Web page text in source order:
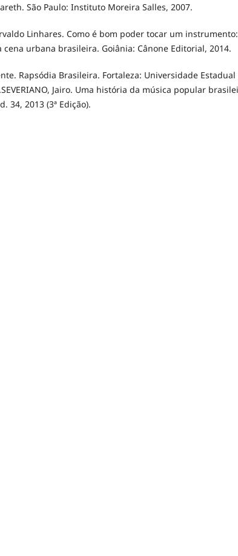
São Paulo: Instituto Moreira Salles, 2007.
Linhares. Como é bom poder tocar um instrumento:
cena urbana brasileira. Goiânia: Cânone Editorial, 2014.
Rapsódia Brasileira. Fortaleza: Universidade Estadual
Jairo. Uma história da música popular
34, 2013 (3ª Edição).